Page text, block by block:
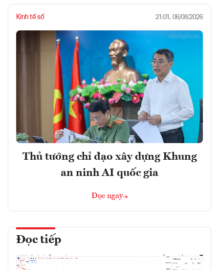
Kinh tế số 21:01, 06/08/2026
Thủ tướng chỉ đạo xây dựng Khung
an ninh AI quốc gia
Đọc ngay
Đọc tiếp